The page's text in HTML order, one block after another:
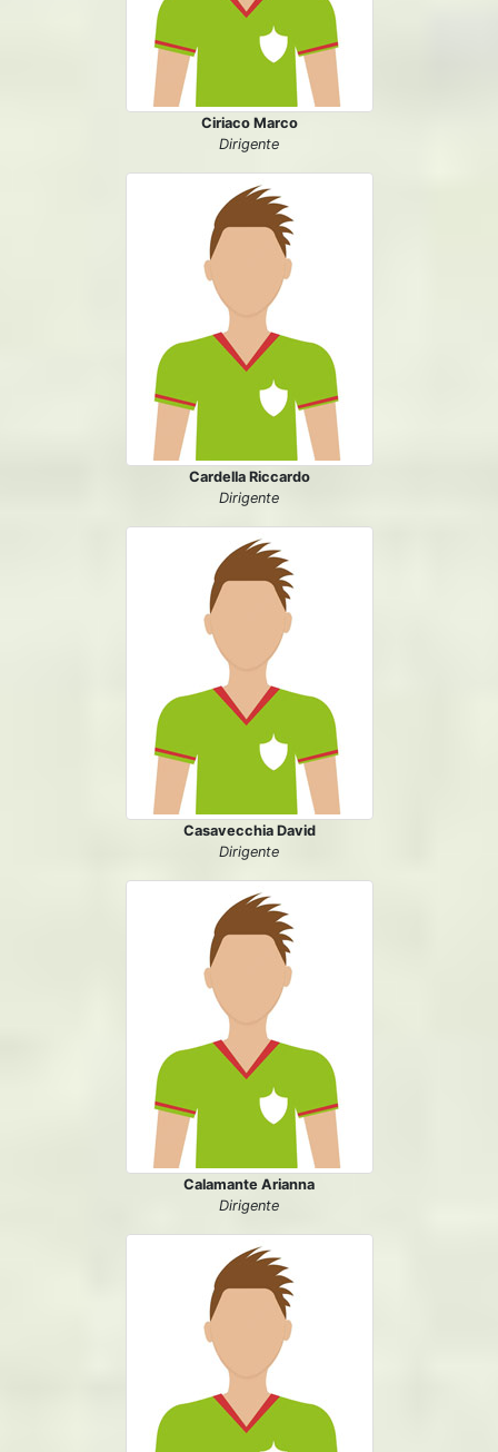
Ciriaco Marco
Dirigente
Cardella Riccardo
Dirigente
Casavecchia David
Dirigente
Calamante Arianna
Dirigente